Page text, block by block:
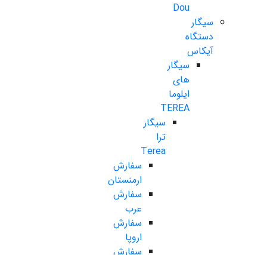
Dou
سیگار
دستگاه
آیکاس
سیگار
های
ایلوما
TEREA
سیگار
ترا
Terea
سفارش
ارمنستان
سفارش
عرب
سفارش
اروپا
سفارش